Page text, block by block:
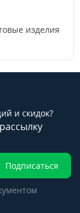
изделия
и скидок?
Подписаться